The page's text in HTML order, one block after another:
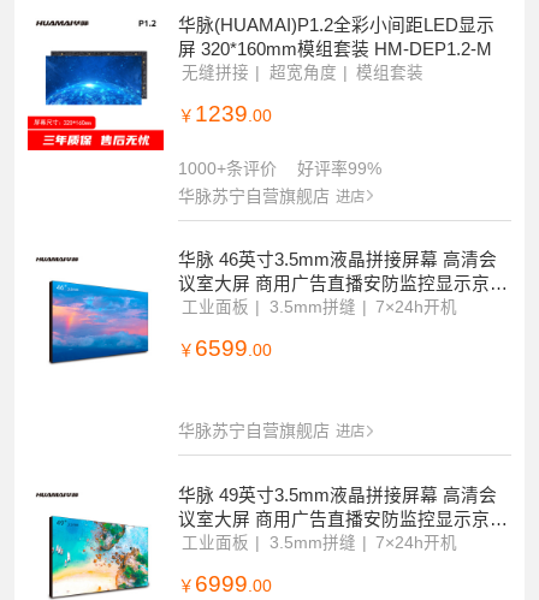
华脉(HUAMAI)P1.2全彩小间距LED显示
屏 320*160mm模组套装 HM-DEP1.2-M
无缝拼接 超宽角度 模组套装
￥ 1239 .00
1000+条评价
好评率99%
华脉苏宁自营旗舰店 进店
华脉 46英寸3.5mm液晶拼接屏幕 高清会
议室大屏 商用广告直播安防监控显示京东
方面板单台套装HM-DC46S01-1
工业面板 3.5mm拼缝 7×24h开机
￥ 6599.00
华脉苏宁自营旗舰店 进店
华脉 49英寸3.5mm液晶拼接屏幕 高清会
议室大屏 商用广告直播安防监控显示京东
方面板单台套装HM-DC49S01-2
工业面板 3.5mm拼缝 7×24h开机
￥ 6999.00